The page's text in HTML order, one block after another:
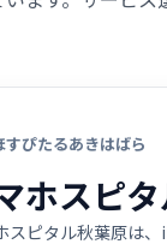
すぴたるあきはばら
ホスピ
スピタル秋葉原は